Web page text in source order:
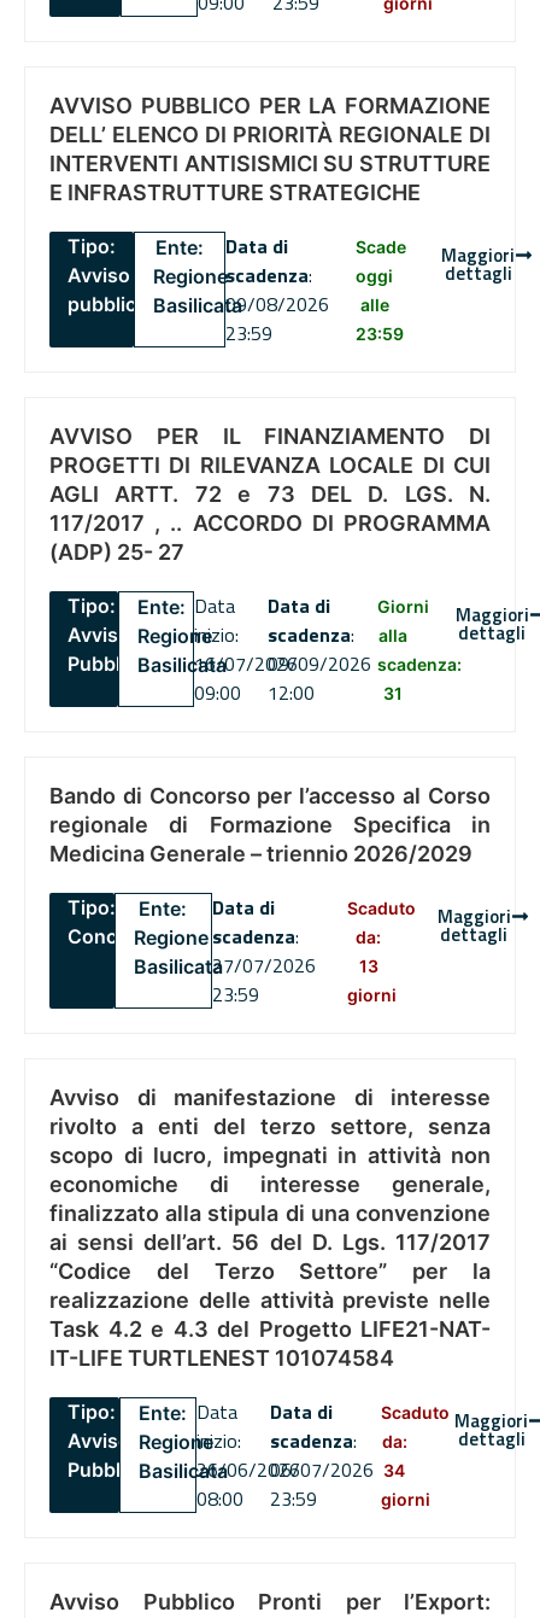
AVVISO PUBBLICO PER LA FORMAZIONE
DELL’ ELENCO DI PRIORITÀ REGIONALE DI
INTERVENTI ANTISISMICI SU STRUTTURE
E INFRASTRUTTURE STRATEGICHE
Tipo:
Avviso
pubblico
Ente:
Regione
Basilicata
Data di
scadenza:
09/08/2026
23:59
Scade
oggi
alle
23:59
Maggiori
dettagli
AVVISO PER IL FINANZIAMENTO DI
PROGETTI DI RILEVANZA LOCALE DI CUI
AGLI ARTT. 72 e 73 DEL D. LGS. N.
117/2017 , .. ACCORDO DI PROGRAMMA
(ADP) 25- 27
Tipo:
Avviso
Pubblico
Ente:
Regione
Basilicata
Data
inizio:
16/07/2026
09:00
Data di
scadenza:
09/09/2026
12:00
Giorni
alla
scadenza:
31
Maggiori
dettagli
Bando di Concorso per l’accesso al Corso
regionale di Formazione Specifica in
Medicina Generale – triennio 2026/2029
Tipo:
Concorsi
Ente:
Regione
Basilicata
Data di
scadenza:
27/07/2026
23:59
Scaduto
da:
13
giorni
Maggiori
dettagli
Avviso di manifestazione di interesse
rivolto a enti del terzo settore, senza
scopo di lucro, impegnati in attività non
economiche di interesse generale,
finalizzato alla stipula di una convenzione
ai sensi dell’art. 56 del D. Lgs. 117/2017
“Codice del Terzo Settore” per la
realizzazione delle attività previste nelle
Task 4.2 e 4.3 del Progetto LIFE21-NAT-
IT-LIFE TURTLENEST 101074584
Tipo:
Avviso
Pubblico
Ente:
Regione
Basilicata
Data
inizio:
26/06/2026
08:00
Data di
scadenza:
06/07/2026
23:59
Scaduto
da:
34
giorni
Maggiori
dettagli
Avviso Pubblico Pronti per l’Export: